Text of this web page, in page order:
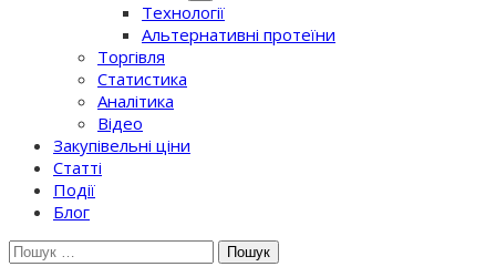
Технології
Альтернативні протеїни
Торгівля
Статистика
Аналітика
Відео
Закупівельні ціни
Статті
Події
Блог
Шукати: